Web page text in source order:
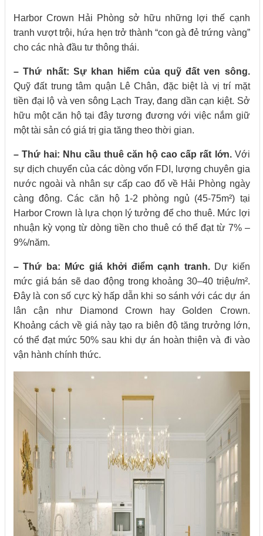
Harbor Crown Hải Phòng sở hữu những lợi thế cạnh
tranh vượt trội, hứa hẹn trở thành “con gà đẻ trứng vàng”
cho các nhà đầu tư thông thái.
– Thứ nhất: Sự khan hiếm của quỹ đất ven sông.
Quỹ đất trung tâm quận Lê Chân, đặc biệt là vị trí mặt
tiền đại lộ và ven sông Lạch Tray, đang dần cạn kiệt. Sở
hữu một căn hộ tại đây tương đương với việc nắm giữ
một tài sản có giá trị gia tăng theo thời gian.
– Thứ hai: Nhu cầu thuê căn hộ cao cấp rất lớn.Với
sự dịch chuyển của các dòng vốn FDI, lượng chuyên gia
nước ngoài và nhân sự cấp cao đổ về Hải Phòng ngày
càng đông. Các căn hộ 1-2 phòng ngủ (45-75m²) tại
Harbor Crown là lựa chọn lý tưởng để cho thuê. Mức lợi
nhuận kỳ vọng từ dòng tiền cho thuê có thể đạt từ 7% –
9%/năm.
– Thứ ba: Mức giá khởi điểm cạnh tranh.Dự kiến
mức giá bán sẽ dao động trong khoảng 30–40 triệu/m².
Đây là con số cực kỳ hấp dẫn khi so sánh với các dự án
lân cận như Diamond Crown hay Golden Crown.
Khoảng cách về giá này tạo ra biên độ tăng trưởng lớn,
có thể đạt mức 50% sau khi dự án hoàn thiện và đi vào
vận hành chính thức.